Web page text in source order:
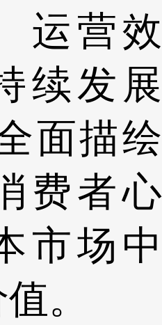
运营效
续发展
面描绘
费者心
市场中
。